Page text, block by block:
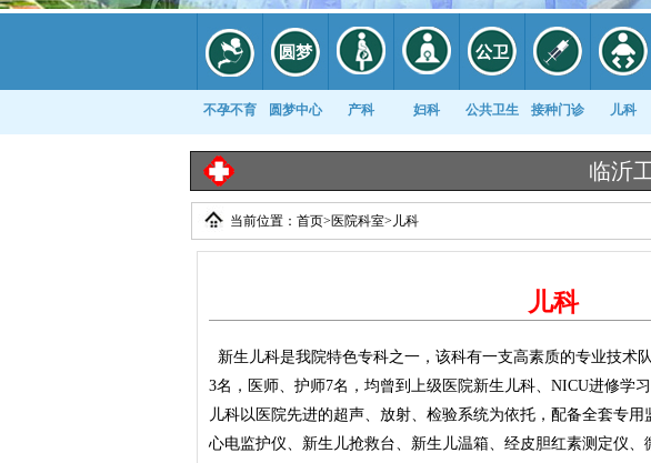
不孕不育 圆梦中心 产科 妇科 公共卫生 接种门诊 儿科
康复科
临沂工业园医
当前位置： 首页> 医院科室> 儿科
儿科
新生儿科是我院特色专科之一，该科有一支高素质的专业技术
3名，医师、护师7名，均曾到上级医院新生儿科、NICU进修学
儿科以医院先进的超声、放射、检验系统为依托，配备全套专用
心电监护仪、新生儿抢救台、新生儿温箱、经皮胆红素测定仪